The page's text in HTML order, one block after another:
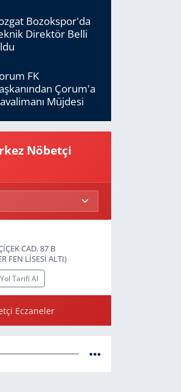
Bozokspor'da
Direktör Belli
FK
Çorum'a
Müjdesi
Nöbetçi
CAD. 87 B
FEN LİSESİ ALTI)
Yol Tarifi Al
Eczaneler